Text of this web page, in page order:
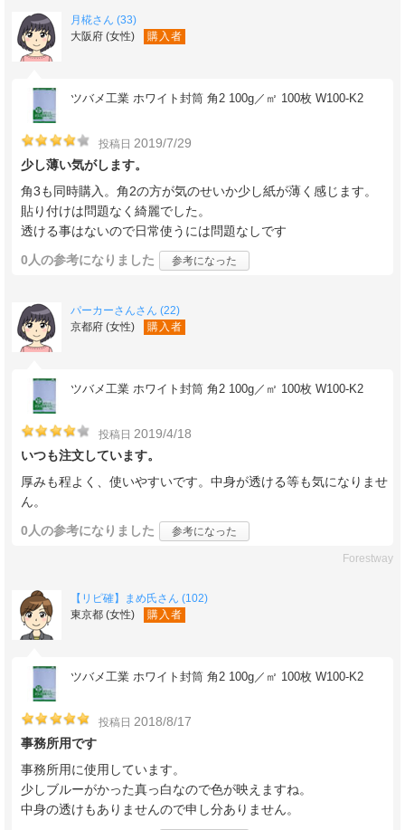
月椛さん (33)
大阪府 (女性)
購入者
ツバメ工業 ホワイト封筒 角2 100g／㎡ 100枚 W100-K2
投稿日 2019/7/29
少し薄い気がします。
角3も同時購入。角2の方が気のせいか少し紙が薄く感じます。
貼り付けは問題なく綺麗でした。
透ける事はないので日常使うには問題なしです
0人の参考になりました 参考になった
パーカーさんさん (22)
京都府 (女性)
購入者
ツバメ工業 ホワイト封筒 角2 100g／㎡ 100枚 W100-K2
投稿日 2019/4/18
いつも注文しています。
厚みも程よく、使いやすいです。中身が透ける等も気になりませ
ん。
0人の参考になりました 参考になった
Forestway
【リピ確】まめ氏さん (102)
東京都 (女性)
購入者
ツバメ工業 ホワイト封筒 角2 100g／㎡ 100枚 W100-K2
投稿日 2018/8/17
事務所用です
事務所用に使用しています。
少しブルーがかった真っ白なので色が映えますね。
中身の透けもありませんので申し分ありません。